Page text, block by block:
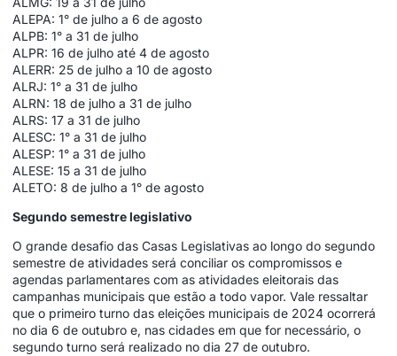
ALEPA: 1° de julho a 6 de agosto
ALPB: 1° a 31 de julho
ALPR: 16 de julho até 4 de agosto
ALERR: 25 de julho a 10 de agosto
ALRJ: 1° a 31 de julho
ALRN: 18 de julho a 31 de julho
ALRS: 17 a 31 de julho
ALESC: 1° a 31 de julho
ALESP: 1° a 31 de julho
ALESE: 15 a 31 de julho
ALETO: 8 de julho a 1° de agosto
Segundo semestre legislativo
O grande desafio das Casas Legislativas ao longo do segundo
semestre de atividades será conciliar os compromissos e
agendas parlamentares com as atividades eleitorais das
campanhas municipais que estão a todo vapor. Vale ressaltar
que o primeiro turno das eleições municipais de 2024 ocorrerá
no dia 6 de outubro e, nas cidades em que for necessário, o
segundo turno será realizado no dia 27 de outubro.